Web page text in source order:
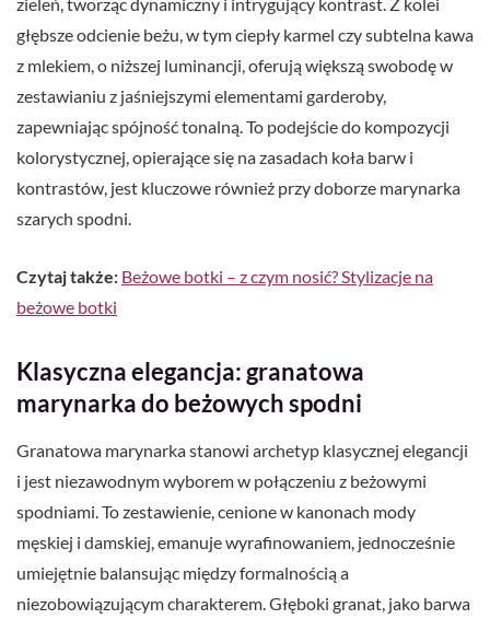
zieleń, tworząc dynamiczny i intrygujący kontrast. Z kolei
głębsze odcienie beżu, w tym ciepły karmel czy subtelna kawa
z mlekiem, o niższej luminancji, oferują większą swobodę w
zestawianiu z jaśniejszymi elementami garderoby,
zapewniając spójność tonalną. To podejście do kompozycji
kolorystycznej, opierające się na zasadach koła barw i
kontrastów, jest kluczowe również przy doborze marynarka
szarych spodni.
Czytaj także: Beżowe botki – z czym nosić? Stylizacje na
beżowe botki
Klasyczna elegancja: granatowa
marynarka do beżowych spodni
Granatowa marynarka stanowi archetyp klasycznej elegancji
i jest niezawodnym wyborem w połączeniu z beżowymi
spodniami. To zestawienie, cenione w kanonach mody
męskiej i damskiej, emanuje wyrafinowaniem, jednocześnie
umiejętnie balansując między formalnością a
niezobowiązującym charakterem. Głęboki granat, jako barwa